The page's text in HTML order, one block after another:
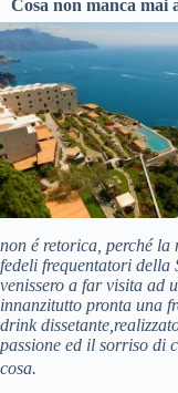
Cosa non manca mai
non é retorica, perché
fedeli frequentatori della
venissero a far visita ad
innanzitutto pronta una
drink
passione ed il sorriso di
cosa.